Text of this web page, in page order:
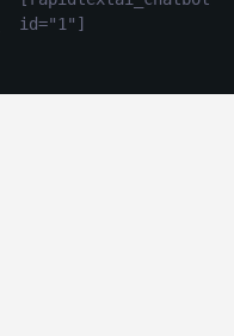
id="1"]